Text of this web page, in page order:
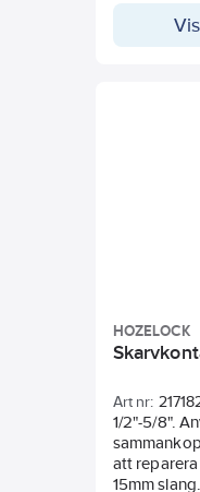
godkänd
HOZELOCK
Art nr:
1/2"-5/8".
att reparera
15mm slang.